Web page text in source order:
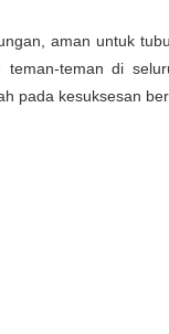
aman untuk
teman di
pada kesuksesan